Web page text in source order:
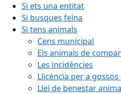
Si ets una entitat
Si busques feina
Si tens animals
Cens municipal
Els animals de
Les incidències
Llicència per a
Llei de benestar